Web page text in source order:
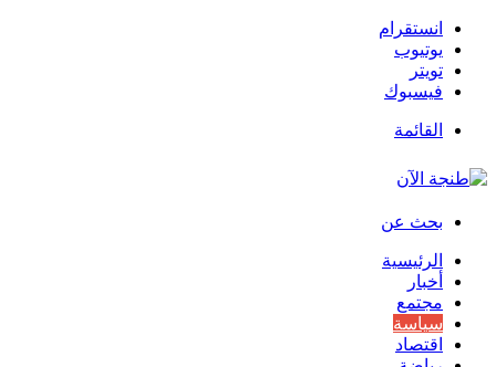
انستقرام
يوتيوب
تويتر
فيسبوك
القائمة
بحث عن
الرئيسية
أخبار
مجتمع
سياسة
اقتصاد